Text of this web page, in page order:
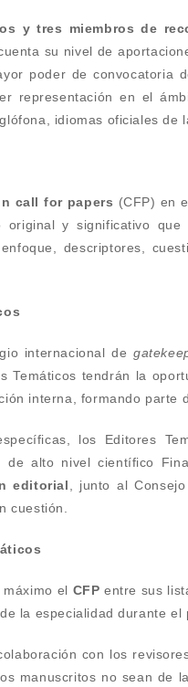
y tres miembros de
su nivel de
poder de
representación en el
idiomas oficiales de
call for papers (CFP) en
y significativo
descriptores,
internacional de
Temáticos tendrán la
interna, formando parte
los Editores
de alto nivel científico
editorial , junto al
cuestión.
el CFP entre sus
la especialidad durante el
con los
manuscritos no sean de